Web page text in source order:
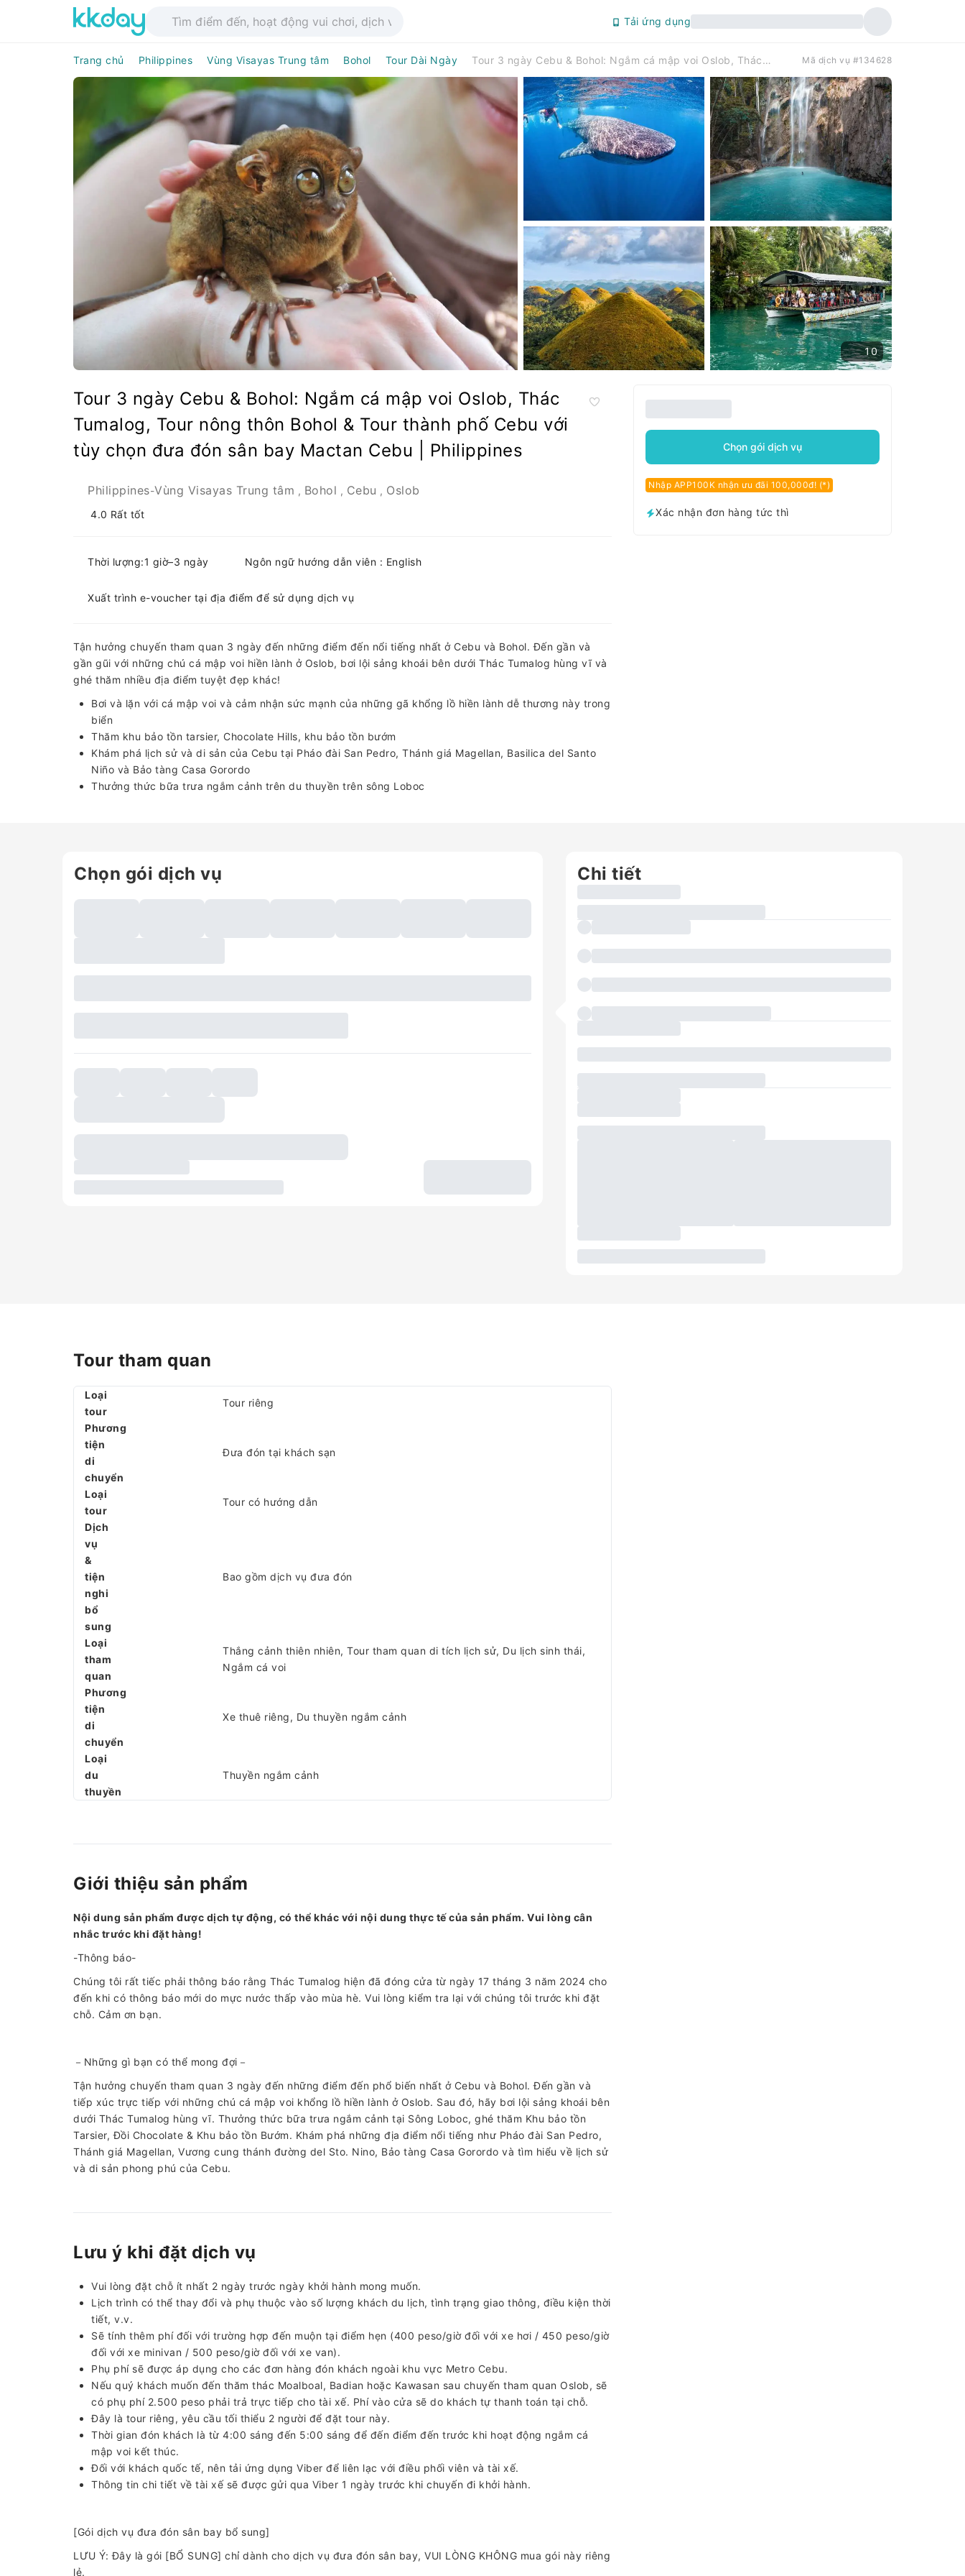
Tải ứng dụng
Trang chủ Philippines Vùng Visayas Trung tâm Bohol Tour Dài Ngày Tour 3 ngày Cebu & Bohol: Ngắm cá mập voi Oslob, Thác Tumalog, Tour nông thôn Bohol & Tour thành phố Cebu với tùy chọn đưa đón sân bay Mactan Cebu | Philippines Mã dịch vụ #134628
10
Tour 3 ngày Cebu & Bohol: Ngắm cá mập voi Oslob, Thác
Tumalog, Tour nông thôn Bohol & Tour thành phố Cebu với
tùy chọn đưa đón sân bay Mactan Cebu | Philippines
Philippines-Vùng Visayas Trung tâm , Bohol , Cebu , Oslob
4.0 Rất tốt
Thời lượng:1 giờ–3 ngày Ngôn ngữ hướng dẫn viên : English
Xuất trình e-voucher tại địa điểm để sử dụng dịch vụ
Tận hưởng chuyến tham quan 3 ngày đến những điểm đến nổi tiếng nhất ở Cebu và Bohol. Đến gần và
gần gũi với những chú cá mập voi hiền lành ở Oslob, bơi lội sảng khoái bên dưới Thác Tumalog hùng vĩ và
ghé thăm nhiều địa điểm tuyệt đẹp khác!
Bơi và lặn với cá mập voi và cảm nhận sức mạnh của những gã khổng lồ hiền lành dễ thương này trong
biển
Thăm khu bảo tồn tarsier, Chocolate Hills, khu bảo tồn bướm
Khám phá lịch sử và di sản của Cebu tại Pháo đài San Pedro, Thánh giá Magellan, Basilica del Santo
Niño và Bảo tàng Casa Gorordo
Thưởng thức bữa trưa ngắm cảnh trên du thuyền trên sông Loboc
Chọn gói dịch vụ
Nhập APP100K nhận ưu đãi 100,000đ! (*)
Xác nhận đơn hàng tức thì
Chọn gói dịch vụ Chi tiết
Tour tham quan
Loại
tour
Tour riêng
Phương
tiện
di
chuyển
Đưa đón tại khách sạn
Loại
tour
Tour có hướng dẫn
Dịch
vụ
&
tiện
nghi
bổ
sung
Bao gồm dịch vụ đưa đón
Loại
tham
quan
Thắng cảnh thiên nhiên, Tour tham quan di tích lịch sử, Du lịch sinh thái,
Ngắm cá voi
Phương
tiện
di
chuyển
Xe thuê riêng, Du thuyền ngắm cảnh
Loại
du
thuyền
Thuyền ngắm cảnh
Giới thiệu sản phẩm
Nội dung sản phẩm được dịch tự động, có thể khác với nội dung thực tế của sản phẩm. Vui lòng cân
nhắc trước khi đặt hàng!
-Thông báo-
Chúng tôi rất tiếc phải thông báo rằng Thác Tumalog hiện đã đóng cửa từ ngày 17 tháng 3 năm 2024 cho
đến khi có thông báo mới do mực nước thấp vào mùa hè. Vui lòng kiểm tra lại với chúng tôi trước khi đặt
chỗ. Cảm ơn bạn.
－Những gì bạn có thể mong đợi－
Tận hưởng chuyến tham quan 3 ngày đến những điểm đến phổ biến nhất ở Cebu và Bohol. Đến gần và
tiếp xúc trực tiếp với những chú cá mập voi khổng lồ hiền lành ở Oslob. Sau đó, hãy bơi lội sảng khoái bên
dưới Thác Tumalog hùng vĩ. Thưởng thức bữa trưa ngắm cảnh tại Sông Loboc, ghé thăm Khu bảo tồn
Tarsier, Đồi Chocolate & Khu bảo tồn Bướm. Khám phá những địa điểm nổi tiếng như Pháo đài San Pedro,
Thánh giá Magellan, Vương cung thánh đường del Sto. Nino, Bảo tàng Casa Gorordo và tìm hiểu về lịch sử
và di sản phong phú của Cebu.
Lưu ý khi đặt dịch vụ
Vui lòng đặt chỗ ít nhất 2 ngày trước ngày khởi hành mong muốn.
Lịch trình có thể thay đổi và phụ thuộc vào số lượng khách du lịch, tình trạng giao thông, điều kiện thời
tiết, v.v.
Sẽ tính thêm phí đối với trường hợp đến muộn tại điểm hẹn (400 peso/giờ đối với xe hơi / 450 peso/giờ
đối với xe minivan / 500 peso/giờ đối với xe van).
Phụ phí sẽ được áp dụng cho các đơn hàng đón khách ngoài khu vực Metro Cebu.
Nếu quý khách muốn đến thăm thác Moalboal, Badian hoặc Kawasan sau chuyến tham quan Oslob, sẽ
có phụ phí 2.500 peso phải trả trực tiếp cho tài xế. Phí vào cửa sẽ do khách tự thanh toán tại chỗ.
Đây là tour riêng, yêu cầu tối thiểu 2 người để đặt tour này.
Thời gian đón khách là từ 4:00 sáng đến 5:00 sáng để đến điểm đến trước khi hoạt động ngắm cá
mập voi kết thúc.
Đối với khách quốc tế, nên tải ứng dụng Viber để liên lạc với điều phối viên và tài xế.
Thông tin chi tiết về tài xế sẽ được gửi qua Viber 1 ngày trước khi chuyến đi khởi hành.
[Gói dịch vụ đưa đón sân bay bổ sung]
LƯU Ý: Đây là gói [BỔ SUNG] chỉ dành cho dịch vụ đưa đón sân bay, VUI LÒNG KHÔNG mua gói này riêng
lẻ.